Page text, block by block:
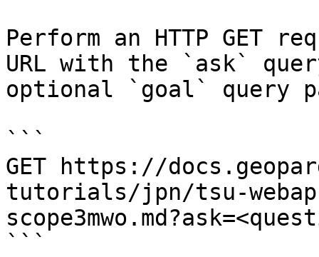
Perform an HTTP GET
URL with the `ask`
optional `goal` query
```
GET https://
tutorials/jpn/tsu-
```